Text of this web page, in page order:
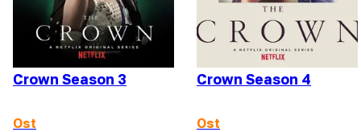
Crown Season 3
Ost
Crown Season 4
Ost